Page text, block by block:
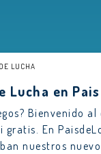
LUCHA
Lucha en
Bienvenido
gratis. En
nuestros